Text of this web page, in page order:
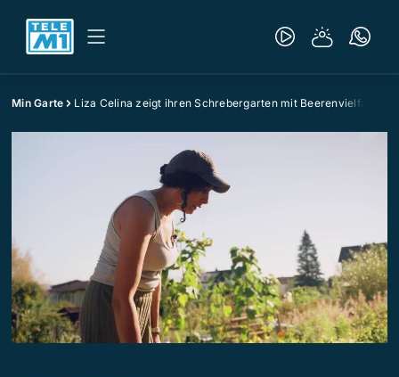
Min Garte Liza Celina zeigt ihren Schrebergarten mit Beerenvielfalt